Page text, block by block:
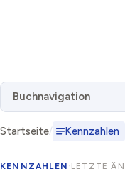
Buchnavigation
Startseite Kennzahlen
KENNZAHLEN · LETZTE